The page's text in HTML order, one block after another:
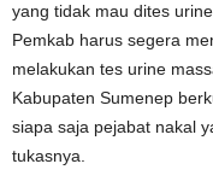
yang tidak mau dites
Pemkab harus segera
melakukan tes urine
Kabupaten Sumenep
siapa saja pejabat nakal
tukasnya.